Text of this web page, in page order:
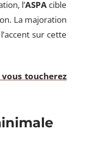
l’ASPAcible
La majoration
sur cette
toucherez